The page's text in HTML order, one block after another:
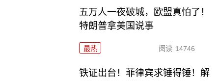
五万人一夜破城，欧盟真怕了！
特朗普拿美国说事
最热 阅读 14746
铁证出台！菲律宾求锤得锤！解